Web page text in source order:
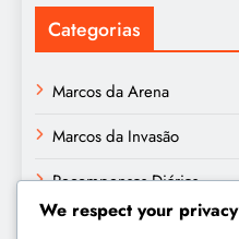
Categorias
Marcos da Arena
Marcos da Invasão
Recompensas Diárias
We respect your privacy